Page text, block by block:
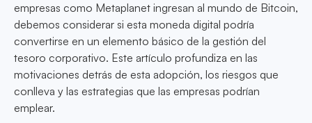
empresas como Metaplanet ingresan al mundo de Bitcoin,
debemos considerar si esta moneda digital podría
convertirse en un elemento básico de la gestión del
tesoro corporativo. Este artículo profundiza en las
motivaciones detrás de esta adopción, los riesgos que
conlleva y las estrategias que las empresas podrían
emplear.